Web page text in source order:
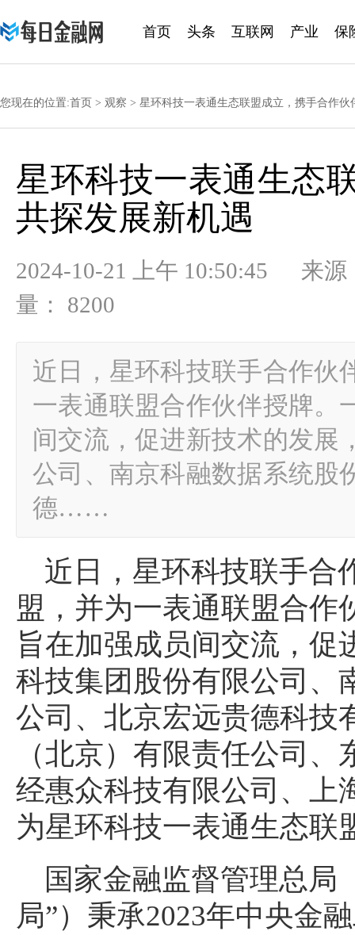
首页 头条 互联网 产业 保
您现在的位置:首页 > 观察 > 星环科技一表通生态联盟成立，携手合作伙
星环科技一表通生态
共探发展新机遇
2024-10-21 上午 10:50:45 来
量： 8200
近日，星环科技联手合作伙
一表通联盟合作伙伴授牌。
间交流，促进新技术的发展
公司、南京科融数据系统股
德……
近日，星环科技联手合
盟，并为一表通联盟合作
旨在加强成员间交流，促
科技集团股份有限公司、
公司、北京宏远贵德科技
（北京）有限责任公司
经惠众科技有限公司、上
为星环科技一表通生态联
国家金融监督管理总局
局”）秉承2023年中央金